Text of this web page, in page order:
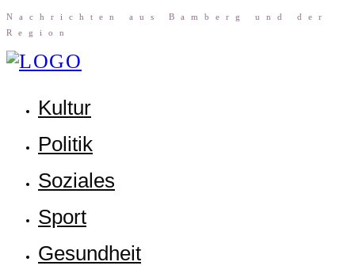
Nach­rich­ten aus Bam­berg und der
Region
Kul­tur
Poli­tik
Sozia­les
Sport
Gesund­heit